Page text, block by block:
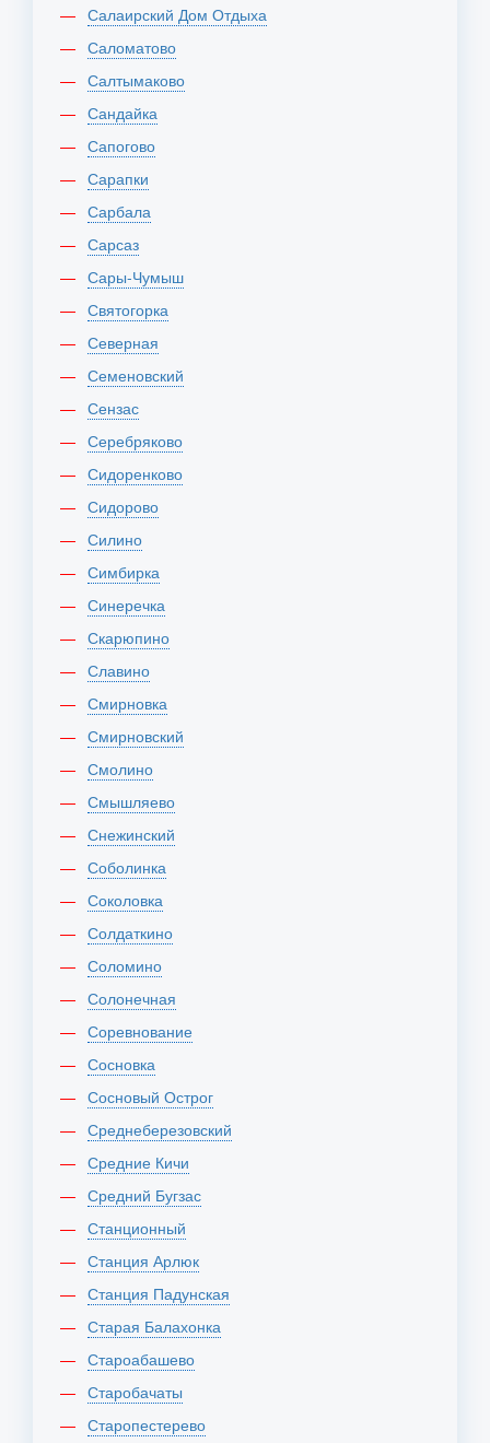
Салаирский Дом Отдыха
Саломатово
Салтымаково
Сандайка
Сапогово
Сарапки
Сарбала
Сарсаз
Сары-Чумыш
Святогорка
Северная
Семеновский
Сензас
Серебряково
Сидоренково
Сидорово
Силино
Симбирка
Синеречка
Скарюпино
Славино
Смирновка
Смирновский
Смолино
Смышляево
Снежинский
Соболинка
Соколовка
Солдаткино
Соломино
Солонечная
Соревнование
Сосновка
Сосновый Острог
Среднеберезовский
Средние Кичи
Средний Бугзас
Станционный
Станция Арлюк
Станция Падунская
Старая Балахонка
Староабашево
Старобачаты
Старопестерево